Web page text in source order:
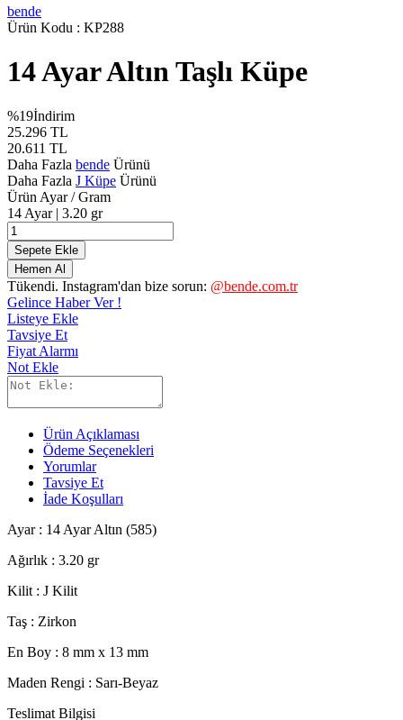
bende
Ürün Kodu : KP288
14 Ayar Altın Taşlı Küpe
%19İndirim
25.296 TL
20.611 TL
Daha Fazla bende Ürünü
Daha Fazla J Küpe Ürünü
Ürün Ayar / Gram
14 Ayar | 3.20 gr
Sepete Ekle
Hemen Al
Tükendi. Instagram'dan bize sorun: @bende.com.tr
Gelince Haber Ver !
Listeye Ekle
Tavsiye Et
Fiyat Alarmı
Not Ekle
Ürün Açıklaması
Ödeme Seçenekleri
Yorumlar
Tavsiye Et
İade Koşulları
Ayar : 14 Ayar Altın (585)
Ağırlık : 3.20 gr
Kilit : J Kilit
Taş : Zirkon
En Boy : 8 mm x 13 mm
Maden Rengi : Sarı-Beyaz
Teslimat Bilgisi